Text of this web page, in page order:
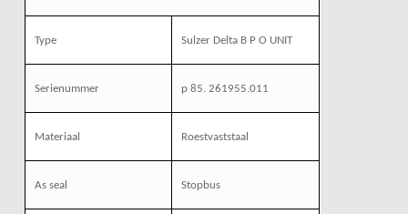
Type Sulzer Delta B P O UNIT
Serienummer p 85. 261955.011
Materiaal Roestvaststaal
As seal Stopbus